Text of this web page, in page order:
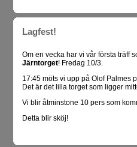
Lagfest!
Om en vecka har vi vår första träff
Järntorget! Fredag 10/3.
17:45 möts vi upp på Olof Palmes
Det är det lilla torget som ligger
Vi blir åtminstone 10 pers som
Detta blir sköj!